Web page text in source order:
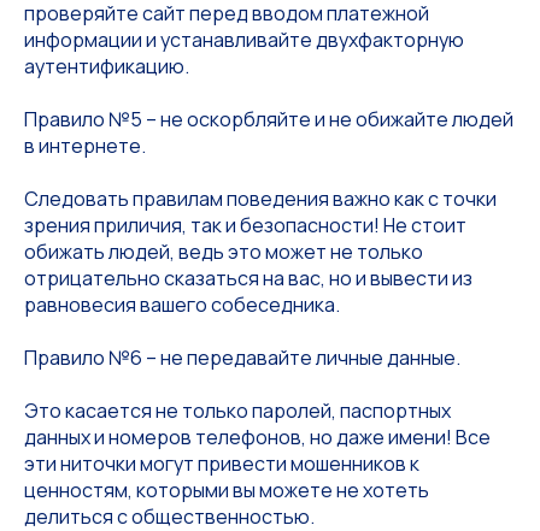
проверяйте сайт перед вводом платежной
информации и устанавливайте двухфакторную
аутентификацию.
Правило №5 – не оскорбляйте и не обижайте людей
в интернете.
Следовать правилам поведения важно как с точки
зрения приличия, так и безопасности! Не стоит
обижать людей, ведь это может не только
отрицательно сказаться на вас, но и вывести из
равновесия вашего собеседника.
Правило №6 – не передавайте личные данные.
Это касается не только паролей, паспортных
данных и номеров телефонов, но даже имени! Все
эти ниточки могут привести мошенников к
ценностям, которыми вы можете не хотеть
делиться с общественностью.